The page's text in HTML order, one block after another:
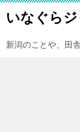
いなぐらジ
新潟のことや、田